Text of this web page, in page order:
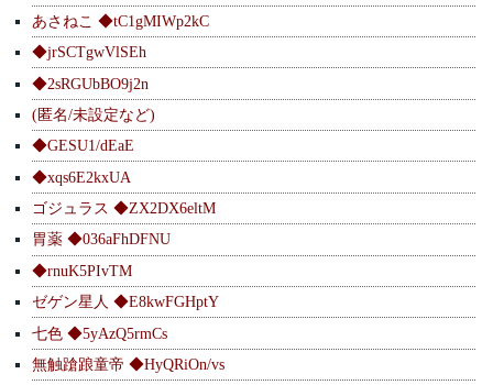
あさねこ ◆tC1gMIWp2kC
◆jrSCTgwVlSEh
◆2sRGUbBO9j2n
(匿名/未設定など)
◆GESU1/dEaE
◆xqs6E2kxUA
ゴジュラス ◆ZX2DX6eltM
胃薬 ◆036aFhDFNU
◆rnuK5PIvTM
ゼゲン星人 ◆E8kwFGHptY
七色 ◆5yAzQ5rmCs
無触蹌踉童帝 ◆HyQRiOn/vs